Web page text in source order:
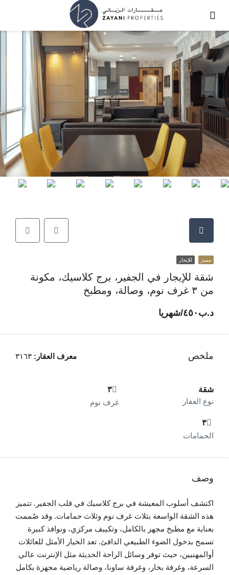
مميز للإيجار
شقة للإيجار في الجفير، برج كلاسيك، مكونة
من ٣ غرف نوم، وصالة، ومطبخ
د.ب‎٤٥٠/شهريا
ملخص معرف العقار:
شقة
نوع العقار
٣
غرف نوم
٣
الحمامات
وصف
اكتشف أسلوب المعيشة في برج كلاسيك في قلب الجفير. تتميز
هذه الشقة الواسعة بثلاث غرف نوم وثلاث حمامات. وقد صُممت
بعناية مع مطبخ مجهز بالكامل، وتكييف مركزي، ونوافذ كبيرة
تسمح بدخول الضوء الطبيعي الدافئ. تعد الخيار الأمثل للعائلات
أوالمهنيين، حيث توفر وسائل الراحة الحديثة مثل الإنترنت عالي
السرعة، وغرفة بخار، وغرفة ساونا، وصالة رياضية مجهزة بكامل